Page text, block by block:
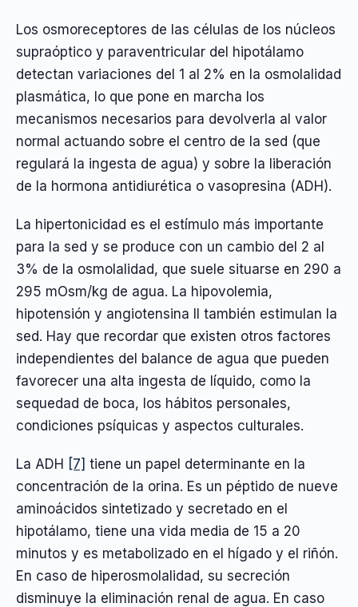
Los osmoreceptores de las células de los núcleos
supraóptico y paraventricular del hipotálamo
detectan variaciones del 1 al 2% en la osmolalidad
plasmática, lo que pone en marcha los
mecanismos necesarios para devolverla al valor
normal actuando sobre el centro de la sed (que
regulará la ingesta de agua) y sobre la liberación
de la hormona antidiurética o vasopresina (ADH).
La hipertonicidad es el estímulo más importante
para la sed y se produce con un cambio del 2 al
3% de la osmolalidad, que suele situarse en 290 a
295 mOsm/kg de agua. La hipovolemia,
hipotensión y angiotensina II también estimulan la
sed. Hay que recordar que existen otros factores
independientes del balance de agua que pueden
favorecer una alta ingesta de líquido, como la
sequedad de boca, los hábitos personales,
condiciones psíquicas y aspectos culturales.
La ADH [7] tiene un papel determinante en la
concentración de la orina. Es un péptido de nueve
aminoácidos sintetizado y secretado en el
hipotálamo, tiene una vida media de 15 a 20
minutos y es metabolizado en el hígado y el riñón.
En caso de hiperosmolalidad, su secreción
disminuye la eliminación renal de agua. En caso